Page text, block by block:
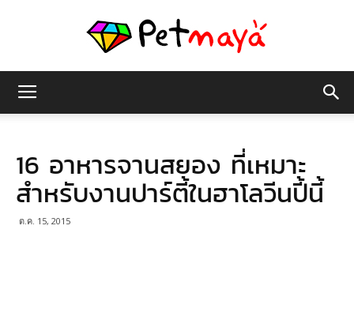
มายา
16 อาหารจานสยอง ที่เหมาะ
สำหรับงานปาร์ตี้ในฮาโลวีนปี้นี้
ต.ค. 15, 2015